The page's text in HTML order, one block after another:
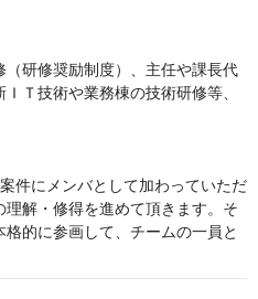
（研修奨励制度）、主任や課長代
Ｔ技術や業務棟の技術研修等、
件にメンバとして加わっていただ
解・修得を進めて頂きます。そ
的に参画して、チームの一員と